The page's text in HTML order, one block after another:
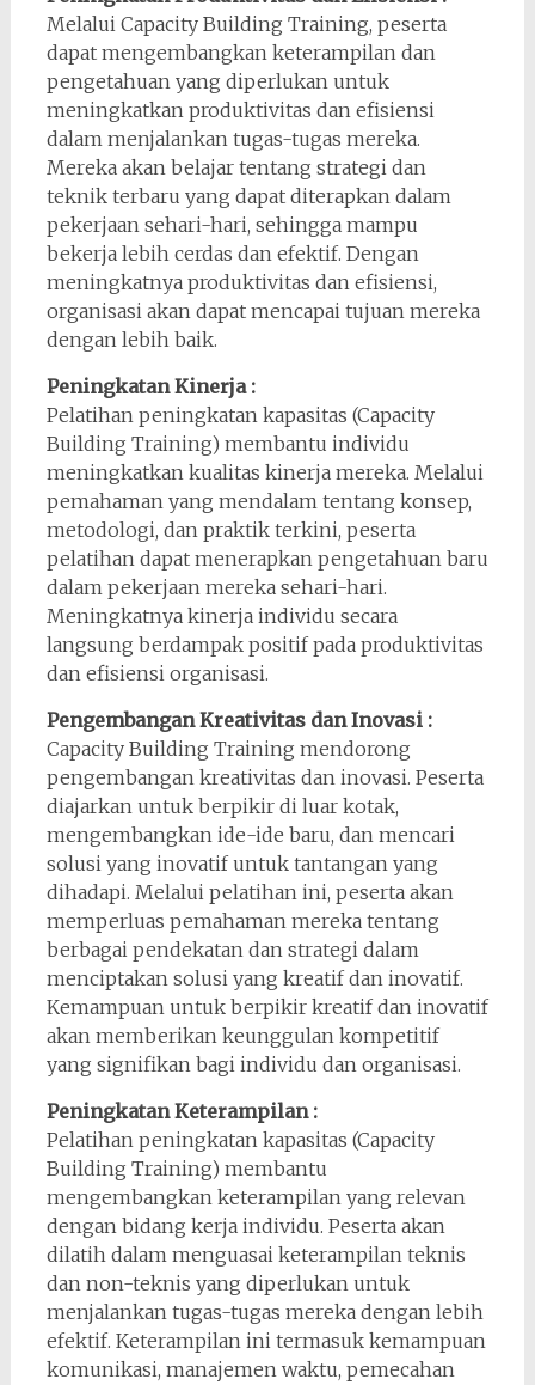
Melalui Capacity Building Training, peserta
dapat mengembangkan keterampilan dan
pengetahuan yang diperlukan untuk
meningkatkan produktivitas dan efisiensi
dalam menjalankan tugas-tugas mereka.
Mereka akan belajar tentang strategi dan
teknik terbaru yang dapat diterapkan dalam
pekerjaan sehari-hari, sehingga mampu
bekerja lebih cerdas dan efektif. Dengan
meningkatnya produktivitas dan efisiensi,
organisasi akan dapat mencapai tujuan mereka
dengan lebih baik.
Peningkatan Kinerja :
Pelatihan peningkatan kapasitas (Capacity
Building Training) membantu individu
meningkatkan kualitas kinerja mereka. Melalui
pemahaman yang mendalam tentang konsep,
metodologi, dan praktik terkini, peserta
pelatihan dapat menerapkan pengetahuan baru
dalam pekerjaan mereka sehari-hari.
Meningkatnya kinerja individu secara
langsung berdampak positif pada produktivitas
dan efisiensi organisasi.
Pengembangan Kreativitas dan Inovasi :
Capacity Building Training mendorong
pengembangan kreativitas dan inovasi. Peserta
diajarkan untuk berpikir di luar kotak,
mengembangkan ide-ide baru, dan mencari
solusi yang inovatif untuk tantangan yang
dihadapi. Melalui pelatihan ini, peserta akan
memperluas pemahaman mereka tentang
berbagai pendekatan dan strategi dalam
menciptakan solusi yang kreatif dan inovatif.
Kemampuan untuk berpikir kreatif dan inovatif
akan memberikan keunggulan kompetitif
yang signifikan bagi individu dan organisasi.
Peningkatan Keterampilan :
Pelatihan peningkatan kapasitas (Capacity
Building Training) membantu
mengembangkan keterampilan yang relevan
dengan bidang kerja individu. Peserta akan
dilatih dalam menguasai keterampilan teknis
dan non-teknis yang diperlukan untuk
menjalankan tugas-tugas mereka dengan lebih
efektif. Keterampilan ini termasuk kemampuan
komunikasi, manajemen waktu, pemecahan